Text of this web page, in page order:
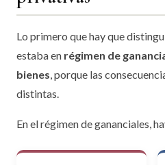
Lo primero que hay que
estaba en régimen de
bienes , porque las
distintas.
En el régimen de gananciales,